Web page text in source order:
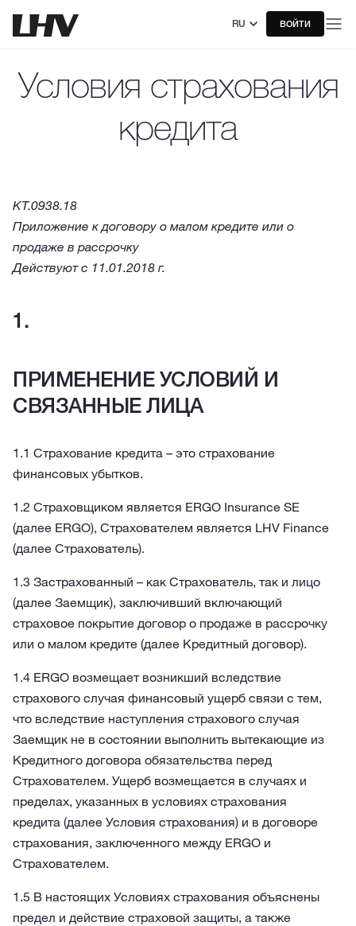
RU ВОЙТИ
Условия страхования
кредита
KT.0938.18
Приложение к договору о малом кредите или о
продаже в рассрочку
Действуют с 11.01.2018 г.
ПРИМЕНЕНИЕ УСЛОВИЙ И
СВЯЗАННЫЕ ЛИЦА
1.1 Страхование кредита – это страхование
финансовых убытков.
1.2 Страховщиком является ERGO Insurance SE
(далее ERGO), Страхователем является LHV Finance
(далее Страхователь).
1.3 Застрахованный – как Страхователь, так и лицо
(далее Заемщик), заключивший включающий
страховое покрытие договор о продаже в рассрочку
или о малом кредите (далее Кредитный договор).
1.4 ERGO возмещает возникший вследствие
страхового случая финансовый ущерб связи с тем,
что вследствие наступления страхового случая
Заемщик не в состоянии выполнить вытекающие из
Кредитного договора обязательства перед
Страхователем. Ущерб возмещается в случаях и
пределах, указанных в условиях страхования
кредита (далее Условия страхования) и в договоре
страхования, заключенного между ERGO и
Страхователем.
1.5 В настоящих Условиях страхования объяснены
предел и действие страховой защиты, а также